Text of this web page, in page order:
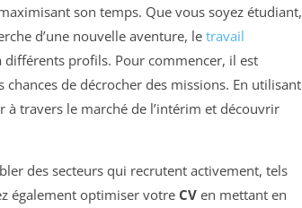
son temps. Que vous soyez étudiant,
d’une nouvelle aventure, le travail
profils. Pour commencer, il est
de décrocher des missions. En utilisant
à travers le marché de l’intérim et découvrir
des secteurs qui recrutent activement, tels
également optimiser votre CV en mettant en